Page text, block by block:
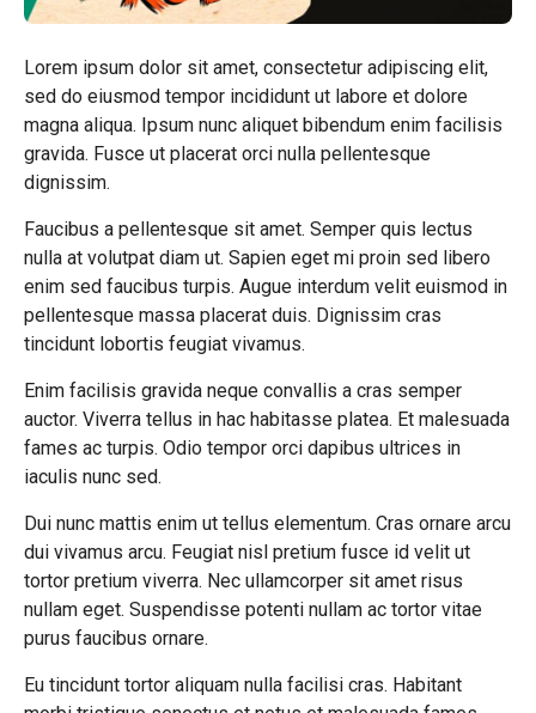
Lorem ipsum dolor sit amet, consectetur adipiscing elit,
sed do eiusmod tempor incididunt ut labore et dolore
magna aliqua. Ipsum nunc aliquet bibendum enim facilisis
gravida. Fusce ut placerat orci nulla pellentesque
dignissim.
Faucibus a pellentesque sit amet. Semper quis lectus
nulla at volutpat diam ut. Sapien eget mi proin sed libero
enim sed faucibus turpis. Augue interdum velit euismod in
pellentesque massa placerat duis. Dignissim cras
tincidunt lobortis feugiat vivamus.
Enim facilisis gravida neque convallis a cras semper
auctor. Viverra tellus in hac habitasse platea. Et malesuada
fames ac turpis. Odio tempor orci dapibus ultrices in
iaculis nunc sed.
Dui nunc mattis enim ut tellus elementum. Cras ornare arcu
dui vivamus arcu. Feugiat nisl pretium fusce id velit ut
tortor pretium viverra. Nec ullamcorper sit amet risus
nullam eget. Suspendisse potenti nullam ac tortor vitae
purus faucibus ornare.
Eu tincidunt tortor aliquam nulla facilisi cras. Habitant